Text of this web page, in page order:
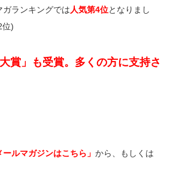
ガランキングでは人気第4位となりまし
位)
賞」も受賞。多くの方に支持さ
ールマガジンはこちら」 から、もしくは